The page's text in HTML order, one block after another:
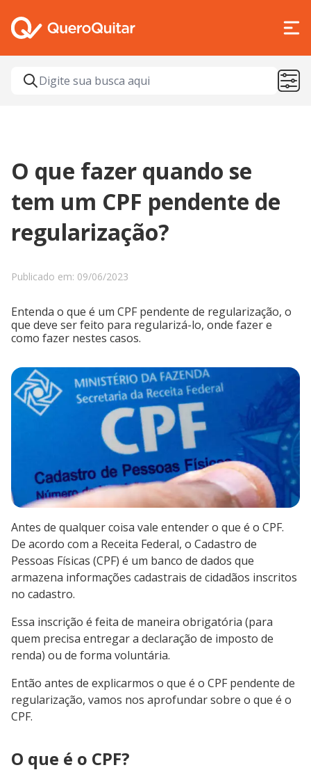
O que fazer quando se
tem um CPF pendente de
regularização?
Publicado em: 09/06/2023
Entenda o que é um CPF pendente de regularização, o
que deve ser feito para regularizá-lo, onde fazer e
como fazer nestes casos.
Antes de qualquer coisa vale entender o que é o CPF.
De acordo com a Receita Federal, o Cadastro de
Pessoas Físicas (CPF) é um banco de dados que
armazena informações cadastrais de cidadãos inscritos
no cadastro.
Essa inscrição é feita de maneira obrigatória (para
quem precisa entregar a declaração de imposto de
renda) ou de forma voluntária.
Então antes de explicarmos o que é o CPF pendente de
regularização, vamos nos aprofundar sobre o que é o
CPF.
O que é o CPF?